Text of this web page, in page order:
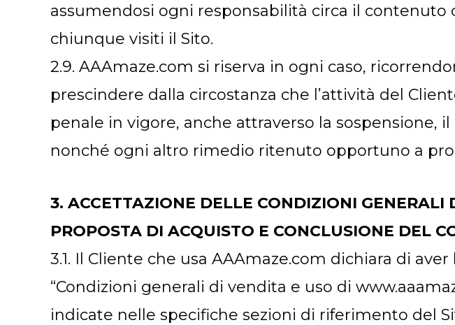
assumendosi ogni responsabilità circa il
chiunque visiti il Sito.
2.9. AAAmaze.com si riserva in ogni caso,
prescindere dalla circostanza che l’attività del
penale in vigore, anche attraverso la sospensione,
nonché ogni altro rimedio ritenuto opportuno a
3. ACCETTAZIONE DELLE CONDIZIONI
PROPOSTA DI ACQUISTO E CONCLUSIONE DEL
3.1. Il Cliente che usa AAAmaze.com dichiara di
“Condizioni generali di vendita e uso di
indicate nelle specifiche sezioni di riferimento del